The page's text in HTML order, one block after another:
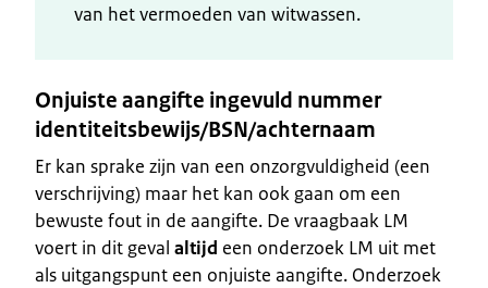
van het vermoeden van witwassen.
Onjuiste aangifte ingevuld nummer
identiteitsbewijs/BSN/achternaam
Er kan sprake zijn van een onzorgvuldigheid (een
verschrijving) maar het kan ook gaan om een
bewuste fout in de aangifte. De vraagbaak LM
voert in dit geval altijd een onderzoek LM uit met
als uitgangspunt een onjuiste aangifte. Onderzoek